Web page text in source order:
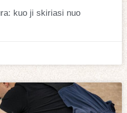
kuo ji skiriasi nuo